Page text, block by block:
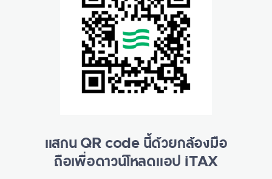
แสกน QR code นี้ด้วยกล้องมือ
ถือเพื่อดาวน์โหลดแอป iTAX